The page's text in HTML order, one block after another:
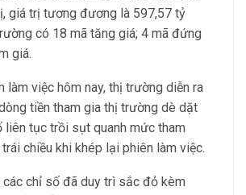
giá trị tương đương là 597,57 tỷ
có 18 mã tăng giá; 4 mã đứng
giá.
làm việc hôm nay, thị trường diễn ra
tiền tham gia thị trường dè dặt
liên tục trồi sụt quanh mức tham
chiều khi khép lại phiên làm việc.
các chỉ số đã duy trì sắc đỏ kèm